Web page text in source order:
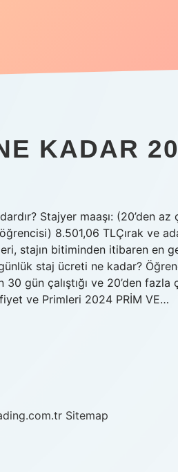
KADAR
Stajyer maaşı: (20’den az
8.501,06 TLÇırak ve
stajın bitiminden itibaren en
staj ücreti ne kadar?
gün çalıştığı ve 20’den fazla
ve Primleri 2024 PRİM VE…
Sitemap